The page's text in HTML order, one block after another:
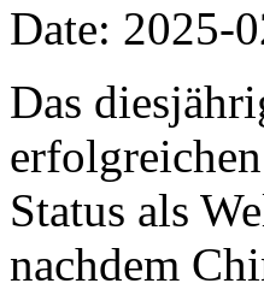
Date: 2025-
Das
Status als
nachdem